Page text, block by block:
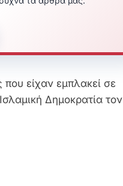
είχαν εμπλακεί σε
Δημοκρατία τον